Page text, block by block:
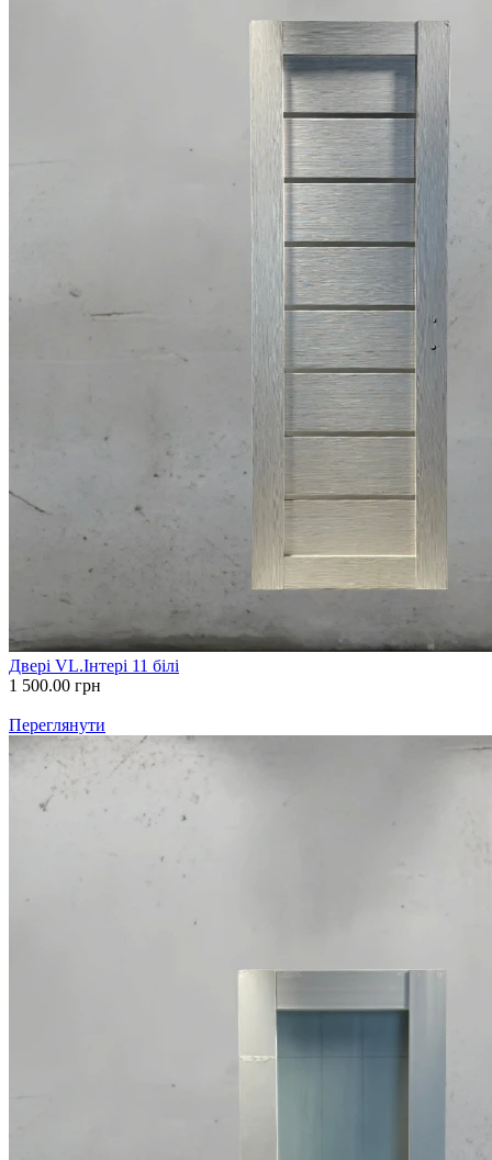
Двері VL.Інтері 11 білі
1 500.00 грн
Переглянути